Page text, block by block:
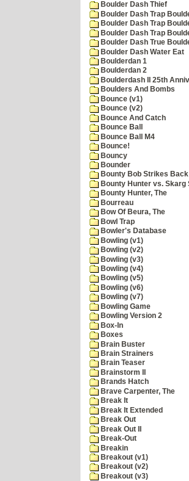
Boulder Dash Thief
Boulder Dash Trap
Boulder Dash Trap
Boulder Dash Trap
Boulder Dash True
Boulder Dash Water Eat
Boulderdan 1
Boulderdan 2
Boulderdash II 25th
Boulders And Bombs
Bounce (v1)
Bounce (v2)
Bounce And Catch
Bounce Ball
Bounce Ball M4
Bounce!
Bouncy
Bounder
Bounty Bob Strikes
Bounty Hunter vs. Skarg
Bounty Hunter, The
Bourreau
Bow Of Beura, The
Bowl Trap
Bowler's Database
Bowling (v1)
Bowling (v2)
Bowling (v3)
Bowling (v4)
Bowling (v5)
Bowling (v6)
Bowling (v7)
Bowling Game
Bowling Version 2
Box-In
Boxes
Brain Buster
Brain Strainers
Brain Teaser
Brainstorm II
Brands Hatch
Brave Carpenter, The
Break It
Break It Extended
Break Out
Break Out II
Break-Out
Breakin
Breakout (v1)
Breakout (v2)
Breakout (v3)